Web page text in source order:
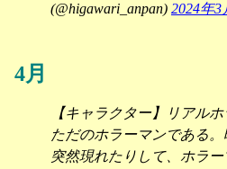
(@higawari_anpan) 2024年3
4月
【キャラクター】リアル
ただのホラーマンである。
突然現れたりして、ホラ